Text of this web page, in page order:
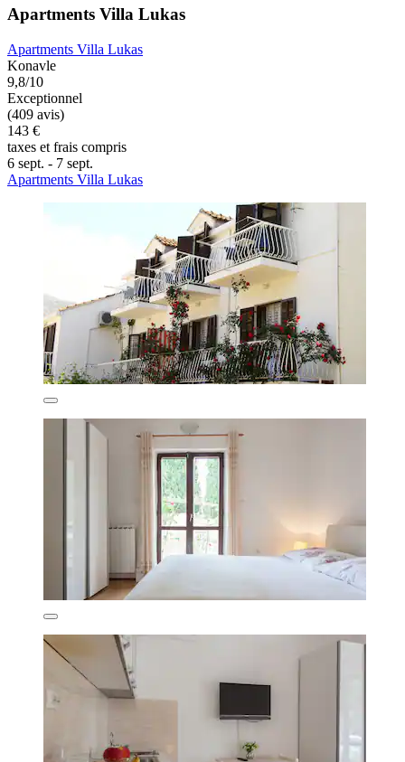
Apartments Villa Lukas
Apartments Villa Lukas
Konavle
9,8/10
Exceptionnel
(409 avis)
143 €
taxes et frais compris
6 sept. - 7 sept.
Apartments Villa Lukas